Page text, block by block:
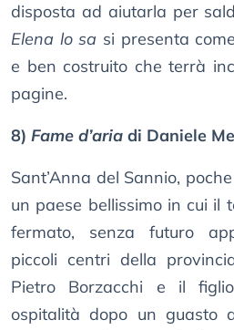
disposta ad aiutarla per
Elena lo sa si presenta
e ben costruito che terrà
pagine.
8) Fame d’aria di Daniele
Sant’Anna del Sannio,
un paese bellissimo in cui il
fermato, senza futuro
piccoli centri della
Pietro Borzacchi e il
ospitalità dopo un guasto